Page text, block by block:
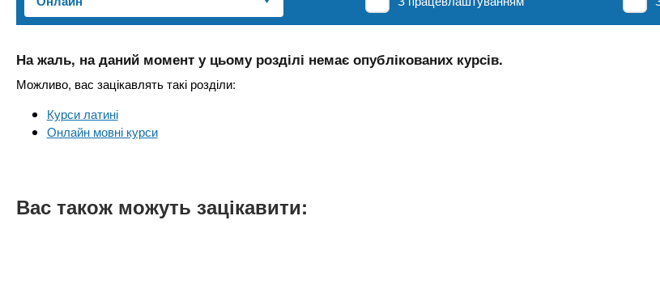
n
t
s
i
n
и
х
з
а
в
На жаль, на даний момент у цьому розділі немає опублікованих курсів.
Можливо, вас зацікавлять такі розділи:
Курси латині
Онлайн мовні курси
Вас також можуть зацікавити: